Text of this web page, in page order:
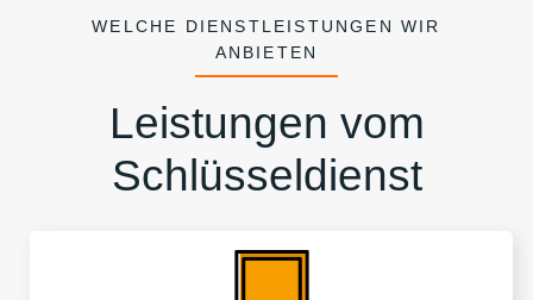
WELCHE DIENSTLEISTUNGEN WIR
ANBIETEN
Leistungen vom
Schlüsseldienst